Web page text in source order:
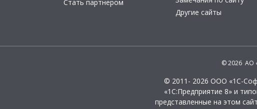
Стать партнером
Другие сайты
© 2026 АО
© 2011- 2026 ООО «1С-
«1С:Предприятие 8» и
представленные на этом